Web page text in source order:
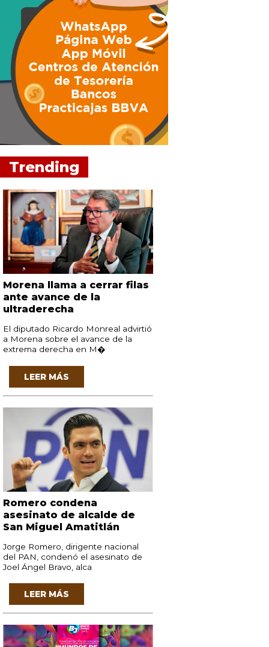
Trending
Morena llama a cerrar filas
ante avance de la
ultraderecha
El diputado Ricardo Monreal advirtió
a Morena sobre el avance de la
extrema derecha en M�
LEER MÁS
Romero condena
asesinato de alcalde de
San Miguel Amatitlán
Jorge Romero, dirigente nacional
del PAN, condenó el asesinato de
Joel Ángel Bravo, alca
LEER MÁS